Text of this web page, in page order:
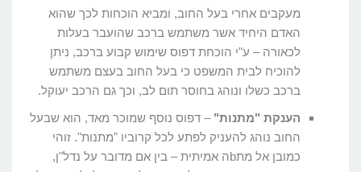
מעקבים אחרי בעל החוב, ומביא הוכחות לכך שהוא
האדם היחיד אשר משתמש ברכב שהועבר בעלות
לכאורה – ע"י הוכחת דפוס שימוש קבוע ברכב, ניתן
להוכיח לבית המשפט כי בעל החוב בעצם משתמש
ברכב כשלו ונוהג בחוסר תום לב, וכך גם הרכב יעוקל.
הענקת "מתנות" – דפוס נוסף שמוכר מאד, הוא שבעל
החוב נוהג להעניק לפתע לכל קרוביו "מתנות". זוהי
כמובן אל מתbה אמיתית – בין אם מדובר על נדל"ן,